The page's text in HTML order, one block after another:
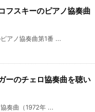
フスキーのピアノ協奏曲
アノ協奏曲第1番 ...
ーのチェロ協奏曲を聴い
奏曲（1972年 ...